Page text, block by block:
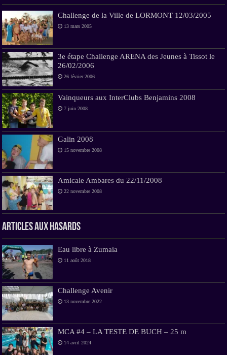
Challenge de la Ville de LORMONT 12/03/2005
13 mars 2005
3e étape Challenge ARENA des Jeunes à Tissot le
26/02/2006
26 février 2006
Vainqueurs aux InterClubs Benjamins 2008
7 juin 2008
Galin 2008
15 novembre 2008
Amicale Ambares du 22/11/2008
22 novembre 2008
Articles aux hasards
Eau libre à Zumaia
11 août 2018
Challenge Avenir
13 novembre 2022
MCA #4 – LA TESTE DE BUCH – 25 m
14 avril 2024